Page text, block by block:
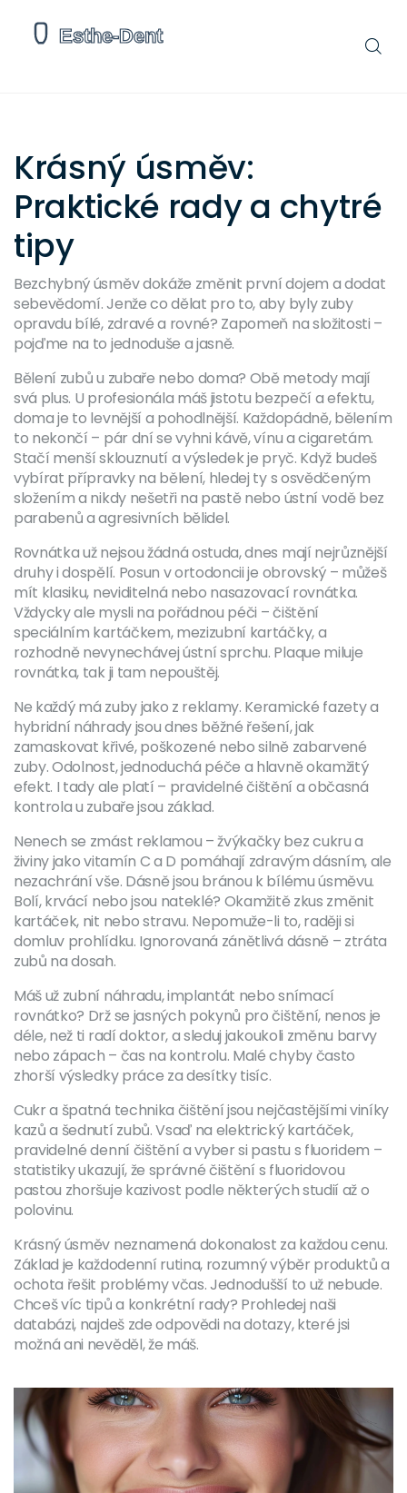
Krásný úsměv:
Praktické rady a chytré
tipy
Bezchybný úsměv dokáže změnit první dojem a dodat
sebevědomí. Jenže co dělat pro to, aby byly zuby
opravdu bílé, zdravé a rovné? Zapomeň na složitosti –
pojďme na to jednoduše a jasně.
Bělení zubů u zubaře nebo doma? Obě metody mají
svá plus. U profesionála máš jistotu bezpečí a efektu,
doma je to levnější a pohodlnější. Každopádně, bělením
to nekončí – pár dní se vyhni kávě, vínu a cigaretám.
Stačí menší sklouznutí a výsledek je pryč. Když budeš
vybírat přípravky na bělení, hledej ty s osvědčeným
složením a nikdy nešetři na pastě nebo ústní vodě bez
parabenů a agresivních bělidel.
Rovnátka už nejsou žádná ostuda, dnes mají nejrůznější
druhy i dospělí. Posun v ortodoncii je obrovský – můžeš
mít klasiku, neviditelná nebo nasazovací rovnátka.
Vždycky ale mysli na pořádnou péči – čištění
speciálním kartáčkem, mezizubní kartáčky, a
rozhodně nevynechávej ústní sprchu. Plaque miluje
rovnátka, tak ji tam nepouštěj.
Ne každý má zuby jako z reklamy. Keramické fazety a
hybridní náhrady jsou dnes běžné řešení, jak
zamaskovat křivé, poškozené nebo silně zabarvené
zuby. Odolnost, jednoduchá péče a hlavně okamžitý
efekt. I tady ale platí – pravidelné čištění a občasná
kontrola u zubaře jsou základ.
Nenech se zmást reklamou – žvýkačky bez cukru a
živiny jako vitamín C a D pomáhají zdravým dásním, ale
nezachrání vše. Dásně jsou bránou k bílému úsměvu.
Bolí, krvácí nebo jsou nateklé? Okamžitě zkus změnit
kartáček, nit nebo stravu. Nepomuže-li to, raději si
domluv prohlídku. Ignorovaná zánětlivá dásně – ztráta
zubů na dosah.
Máš už zubní náhradu, implantát nebo snímací
rovnátko? Drž se jasných pokynů pro čištění, nenos je
déle, než ti radí doktor, a sleduj jakoukoli změnu barvy
nebo zápach – čas na kontrolu. Malé chyby často
zhorší výsledky práce za desítky tisíc.
Cukr a špatná technika čištění jsou nejčastějšími viníky
kazů a šednutí zubů. Vsaď na elektrický kartáček,
pravidelné denní čištění a vyber si pastu s fluoridem –
statistiky ukazují, že správné čištění s fluoridovou
pastou zhoršuje kazivost podle některých studií až o
polovinu.
Krásný úsměv neznamená dokonalost za každou cenu.
Základ je každodenní rutina, rozumný výběr produktů a
ochota řešit problémy včas. Jednodušší to už nebude.
Chceš víc tipů a konkrétní rady? Prohledej naši
databázi, najdeš zde odpovědi na dotazy, které jsi
možná ani nevěděl, že máš.